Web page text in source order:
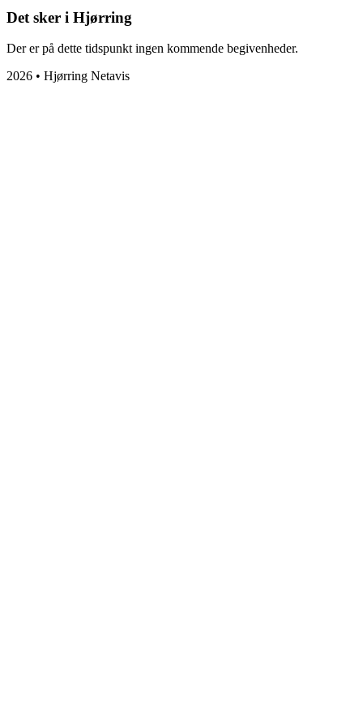
Det sker i Hjørring
Der er på dette tidspunkt ingen kommende begivenheder.
2026 • Hjørring Netavis